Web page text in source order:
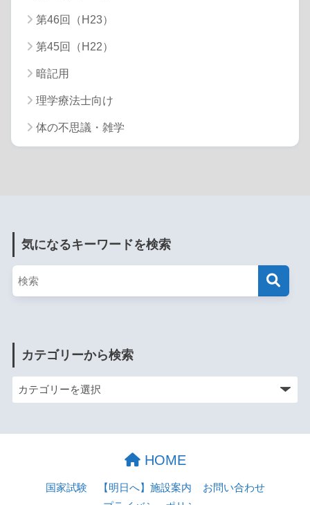
第46回（H23）
第45回（H22）
暗記用
理学療法士向け
体の不思議・雑学
気になるキーワードを検索
カテゴリーから検索
HOME
国家試験 【明日へ】施設案内
お問い合わせ